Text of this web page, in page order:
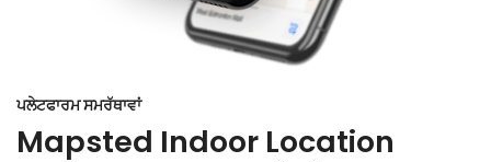
ਪਲੇਟਫਾਰਮ ਸਮਰੱਥਾਵਾਂ
Mapsted Indoor Location